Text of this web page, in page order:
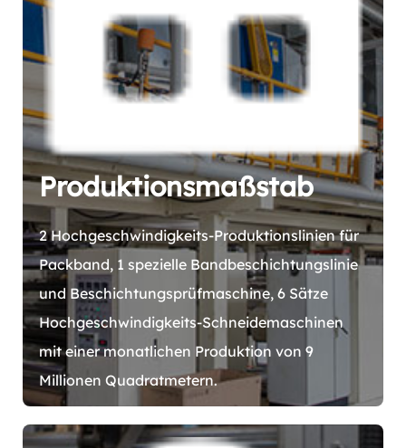
Produktionsmaßstab
2 Hochgeschwindigkeits-Produktionslinien für
Packband, 1 spezielle Bandbeschichtungslinie
und Beschichtungsprüfmaschine, 6 Sätze
Hochgeschwindigkeits-Schneidemaschinen
mit einer monatlichen Produktion von 9
Millionen Quadratmetern.